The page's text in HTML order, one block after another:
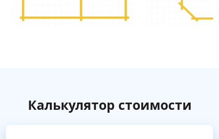
Калькулятор стоимости